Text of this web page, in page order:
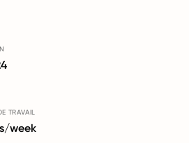
TRAVAIL
week